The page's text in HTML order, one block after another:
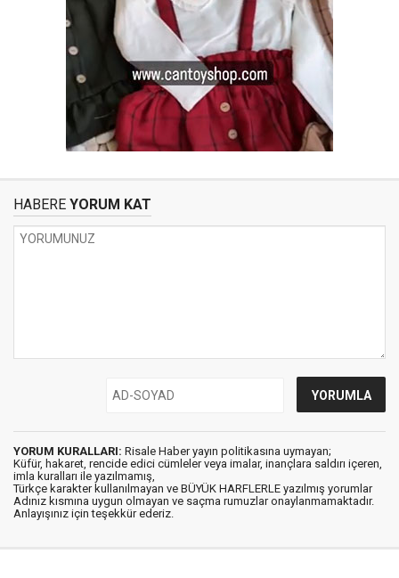
HABERE YORUM KAT
YORUM KURALLARI: Risale Haber yayın politikasına uymayan;
Küfür, hakaret, rencide edici cümleler veya imalar, inançlara saldırı içeren,
imla kuralları ile yazılmamış,
Türkçe karakter kullanılmayan ve BÜYÜK HARFLERLE yazılmış yorumlar
Adınız kısmına uygun olmayan ve saçma rumuzlar onaylanmamaktadır.
Anlayışınız için teşekkür ederiz.